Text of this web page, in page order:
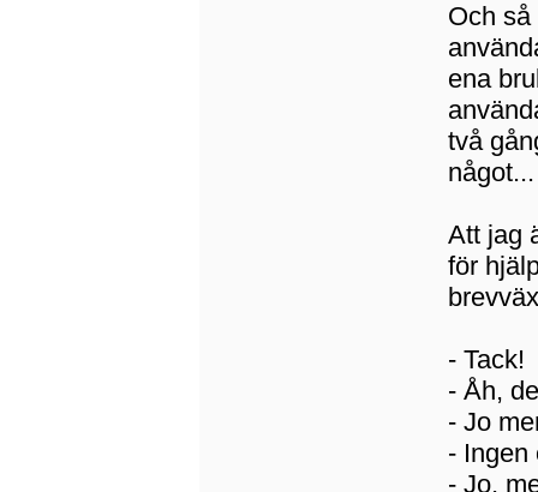
Och
ena
två
Att jag
för
- Tack!
- Åh,
- Jo
-
- Jo,